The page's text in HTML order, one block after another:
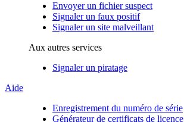
Envoyer un fichier suspect
Signaler un faux positif
Signaler un site malveillant
Aux autres services
Signaler un piratage
Aide
Enregistrement du numéro de série
Générateur de certificats de licence